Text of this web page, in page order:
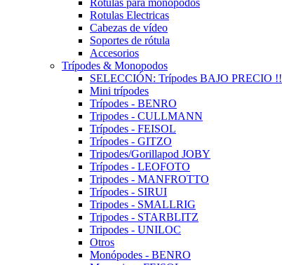
Rotulas para monopodos
Rotulas Electricas
Cabezas de vídeo
Soportes de rótula
Accesorios
Trípodes & Monopodos
SELECCIÓN: Trípodes BAJO PRECIO !!
Mini trípodes
Trípodes - BENRO
Tripodes - CULLMANN
Trípodes - FEISOL
Trípodes - GITZO
Tripodes/Gorillapod JOBY
Trípodes - LEOFOTO
Tripodes - MANFROTTO
Trípodes - SIRUI
Tripodes - SMALLRIG
Tripodes - STARBLITZ
Tripodes - UNILOC
Otros
Monópodes - BENRO